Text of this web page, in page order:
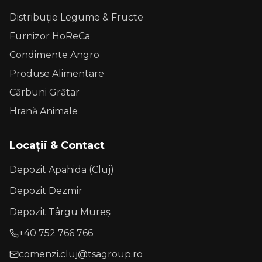
Distribuție Legume & Fructe
Furnizor HoReCa
Condimente Angro
Produse Alimentare
Cărbuni Grătar
Hrană Animale
Locații & Contact
Depozit Apahida (Cluj)
Depozit Dezmir
Depozit Târgu Mureș
+40 752 766 766
comenzi.cluj@tsagroup.ro